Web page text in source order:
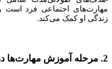
مهارت‌های اجتماعی فرد است
زندگی او کمک می‌کند.
2. مرحله آموزش مهارت‌ها در DBT